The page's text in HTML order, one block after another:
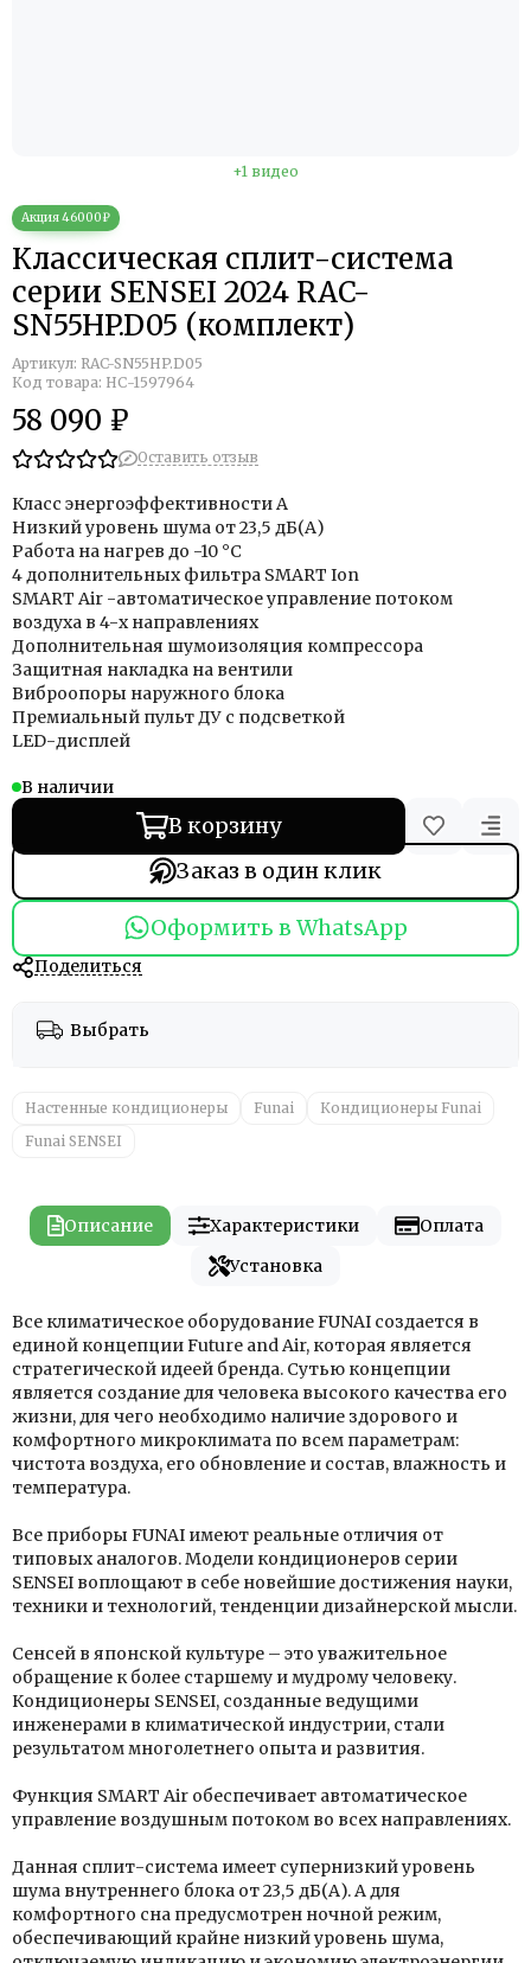
+1 видео
Классическая сплит-система
серии SENSEI 2024 RAC-
SN55HP.D05 (комплект)
Артикул: RAC-SN55HP.D05
Код товара: НС-1597964
58 090 ₽
Оставить отзыв
Класс энергоэффективности A
Низкий уровень шума от 23,5 дБ(А)
Работа на нагрев до -10 °С
4 дополнительных фильтра SMART Ion
SMART Air -автоматическое управление потоком
воздуха в 4-х направлениях
Дополнительная шумоизоляция компрессора
Защитная накладка на вентили
Виброопоры наружного блока
Премиальный пульт ДУ с подсветкой
LED-дисплей
В наличии
В корзину
Заказ в один клик
Оформить в WhatsApp
Поделиться
Выбрать
Настенные кондиционеры Funai
Кондиционеры Funai
Funai SENSEI
Описание Характеристики
Оплата
Установка
Все климатическое оборудование FUNAI создается в
единой концепции Future and Air, которая является
стратегической идеей бренда. Сутью концепции
является создание для человека высокого качества его
жизни, для чего необходимо наличие здорового и
комфортного микроклимата по всем параметрам:
чистота воздуха, его обновление и состав, влажность и
температура.
Все приборы FUNAI имеют реальные отличия от
типовых аналогов. Модели кондиционеров серии
SENSEI воплощают в себе новейшие достижения науки,
техники и технологий, тенденции дизайнерской мысли.
Сенсей в японской культуре – это уважительное
обращение к более старшему и мудрому человеку.
Кондиционеры SENSEI, созданные ведущими
инженерами в климатической индустрии, стали
результатом многолетнего опыта и развития.
Функция SMART Air обеспечивает автоматическое
управление воздушным потоком во всех направлениях.
Данная сплит-система имеет супернизкий уровень
шума внутреннего блока от 23,5 дБ(А). А для
комфортного сна предусмотрен ночной режим,
обеспечивающий крайне низкий уровень шума,